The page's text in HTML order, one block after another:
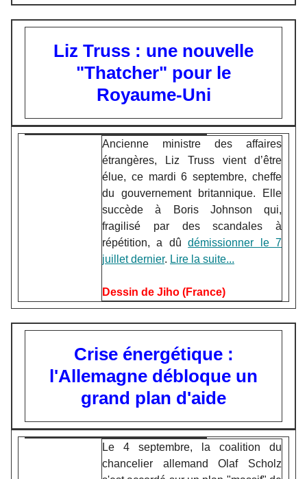
Liz Truss : une nouvelle
"Thatcher" pour le
Royaume-Uni
Ancienne ministre des affaires
étrangères, Liz Truss vient d’être
élue, ce mardi 6 septembre, cheffe
du gouvernement britannique. Elle
succède à Boris Johnson qui,
fragilisé par des scandales à
répétition, a dûdémissionner le 7
juillet dernier. Lire la suite...
Dessin de Jiho (France)
Crise énergétique :
l'Allemagne débloque un
grand plan d'aide
Le 4 septembre, la coalition du
chancelier allemand Olaf Scholz